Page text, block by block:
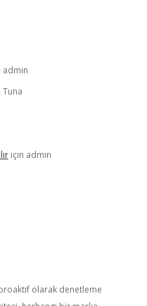
admin
Tuna
için admin
olarak denetleme